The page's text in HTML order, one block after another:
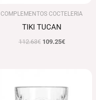
COMPLEMENTOS COCTELERIA
TIKI TUCAN
112.63€ 109.25€